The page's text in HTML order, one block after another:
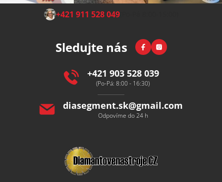
Z +421 911 528 049(Po-Pá 8:00-15:00)
Sledujte nás FacebookInstagram
+421 903 528 039
(Po-Pá: 8:00 - 16:30)
diasegment.sk@gmail.com
Odpovíme do 24 h